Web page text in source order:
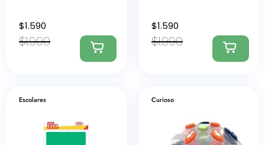
$1.990
$1.590
$1.990
$1.590
Escolares Curioso